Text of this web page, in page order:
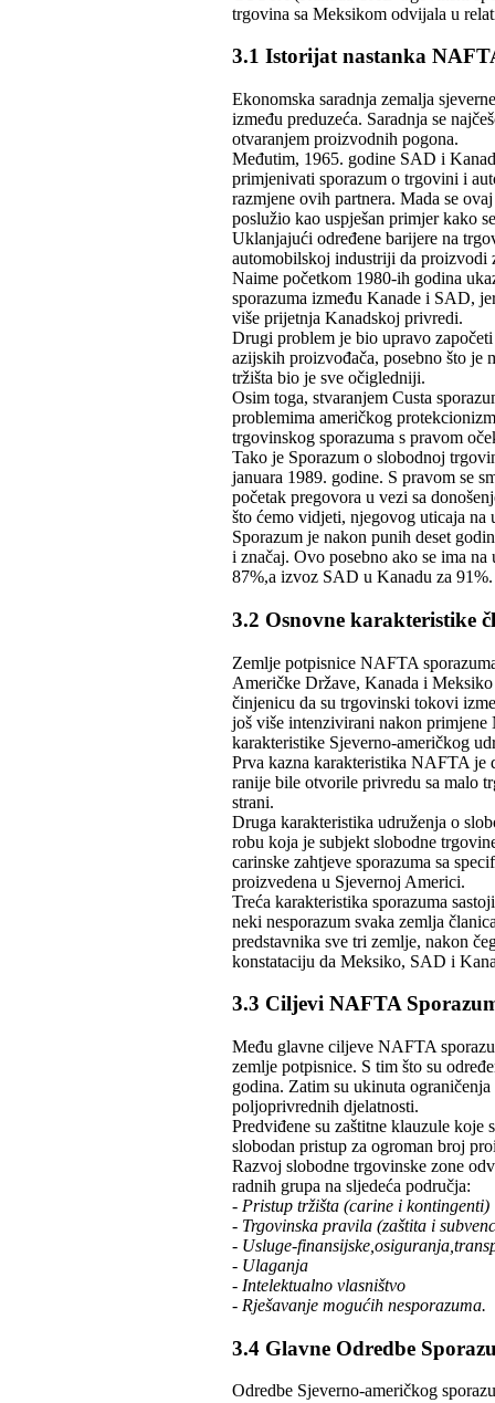
trgovina sa Meksikom odvijala u
3.1 Istorijat nastanka
Ekonomska saradnja zemalja
između preduzeća. Saradnja se
otvaranjem proizvodnih pogona.
Međutim, 1965. godine SAD i
primjenivati sporazum o trgovini i
razmjene ovih partnera. Mada se
poslužio kao uspješan primjer kako
Uklanjajući određene barijere na
automobilskoj industriji da proizvodi
Naime početkom 1980-ih godina
sporazuma između Kanade i SAD,
više prijetnja Kanadskoj privredi.
Drugi problem je bio upravo
azijskih proizvođača, posebno što je
tržišta bio je sve očigledniji.
Osim toga, stvaranjem Custa
problemima američkog
trgovinskog sporazuma s pravom
Tako je Sporazum o slobodnoj
januara 1989. godine. S pravom se
početak pregovora u vezi sa
što ćemo vidjeti, njegovog uticaja
Sporazum je nakon punih deset
i značaj. Ovo posebno ako se ima
87%,a izvoz SAD u Kanadu za 91%.
3.2 Osnovne karakteristike
Zemlje potpisnice NAFTA
Američke Države, Kanada i
činjenicu da su trgovinski tokovi
još više intenzivirani nakon
karakteristike Sjeverno-američkog
Prva kazna karakteristika NAFTA je
ranije bile otvorile privredu sa malo
strani.
Druga karakteristika udruženja o
robu koja je subjekt slobodne
carinske zahtjeve sporazuma sa
proizvedena u Sjevernoj Americi.
Treća karakteristika sporazuma
neki nesporazum svaka zemlja
predstavnika sve tri zemlje, nakon
konstataciju da Meksiko, SAD i
3.3 Ciljevi NAFTA
Među glavne ciljeve NAFTA
zemlje potpisnice. S tim što su
godina. Zatim su ukinuta
poljoprivrednih djelatnosti.
Predviđene su zaštitne klauzule
slobodan pristup za ogroman broj
Razvoj slobodne trgovinske zone
radnih grupa na sljedeća područja:
- Pristup tržišta (carine i kontingenti)
- Trgovinska pravila (zaštita i
- Usluge-
- Ulaganja
- Intelektualno vlasništvo
- Rješavanje mogućih nesporazuma.
3.4 Glavne Odredbe
Odredbe Sjeverno-američkog